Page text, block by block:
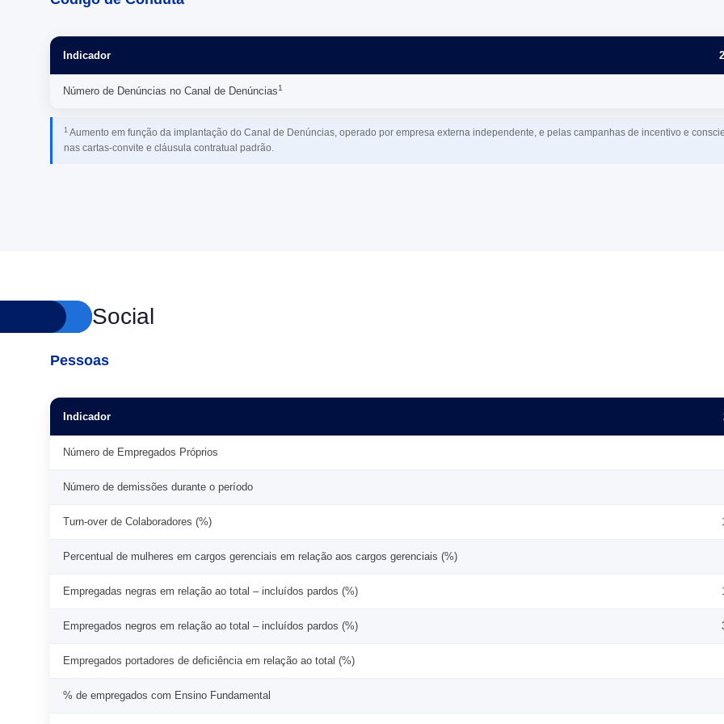
Indicador
Número de Denúncias no Canal de Denúncias1
1 Aumento em função da implantação do Canal de Denúncias, operado por empresa externa independente, e pelas campanhas de incentivo e
nas cartas-convite e cláusula contratual padrão.
Social
Pessoas
Indicador
Número de Empregados Próprios
Número de demissões durante o período
Turn-over de Colaboradores (%)
Percentual de mulheres em cargos gerenciais em relação aos cargos gerenciais (%)
Empregadas negras em relação ao total – incluídos pardos (%)
Empregados negros em relação ao total – incluídos pardos (%)
Empregados portadores de deficiência em relação ao total (%)
% de empregados com Ensino Fundamental